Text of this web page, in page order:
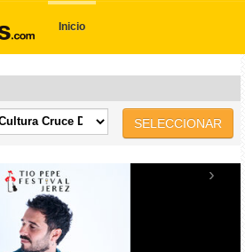
Inicio
SELECCIONAR
›